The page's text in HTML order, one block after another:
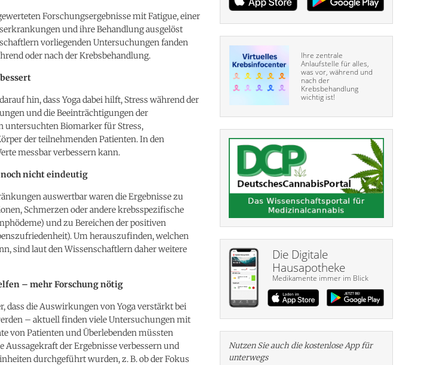
Forschungsergebnisse mit Fatigue, einer
und ihre Behandlung ausgelöst
vorliegenden Untersuchungen fanden
oder nach der Krebsbehandlung.
hin, dass Yoga dabei hilft, Stress während der
und die Beeinträchtigungen der
untersuchten Biomarker für Stress,
der teilnehmenden Patienten. In den
messbar verbessern kann.
nicht eindeutig
auswertbar waren die Ergebnisse zu
Schmerzen oder andere krebsspezifische
und zu Bereichen der positiven
Um herauszufinden, welchen
sind laut den Wissenschaftlern daher weitere
– mehr Forschung nötig
dass die Auswirkungen von Yoga verstärkt bei
– aktuell finden viele Untersuchungen mit
von Patienten und Überlebenden müssten
der Ergebnisse verbessern und
durchgeführt wurden, z. B. ob der Fokus
Ihre zentrale
Anlaufstelle für alles,
was vor, während und
nach der
Krebsbehandlung
wichtig ist!
Die Digitale
Hausapotheke
Medikamente immer im Blick
Nutzen Sie auch die kosten­lose App für
unterwegs